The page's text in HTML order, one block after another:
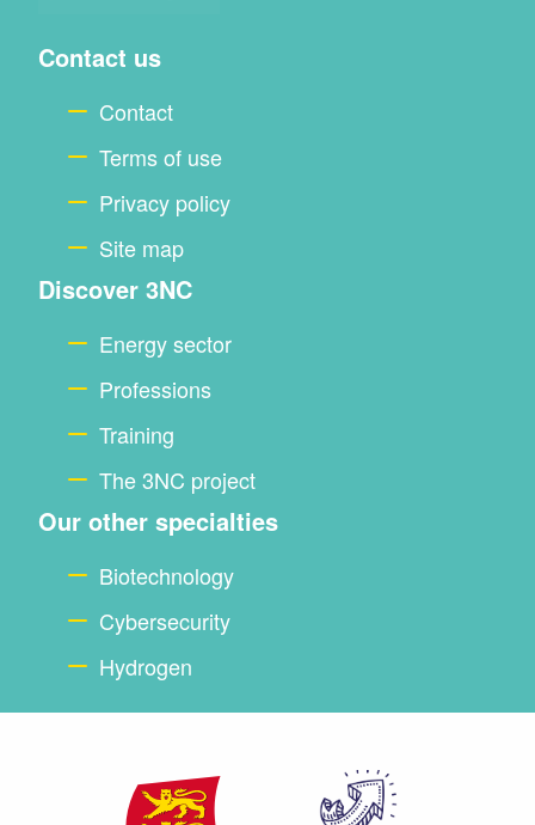
Menu
Contact us
Contact
Terms of use
Privacy policy
Site map
Discover 3NC
Energy sector
Professions
Training
The 3NC project
Our other specialties
Biotechnology
Cybersecurity
Hydrogen